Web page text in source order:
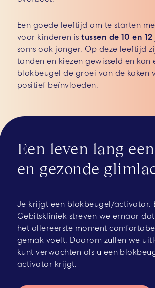
Een goede leeftijd om te starten
voor kinderen istussen de 10 en
soms ook jonger. Op deze leeftijd
tanden en kiezen gewisseld en kan
blokbeugel de groei van de kaken
positief beïnvloeden.
Een leven lang
en gezonde
Je krijgt een blokbeugel/activator.
Gebitskliniek streven we ernaar
het allereerste moment
gemak voelt. Daarom zullen we
kunt verwachten als u een
activator krijgt.